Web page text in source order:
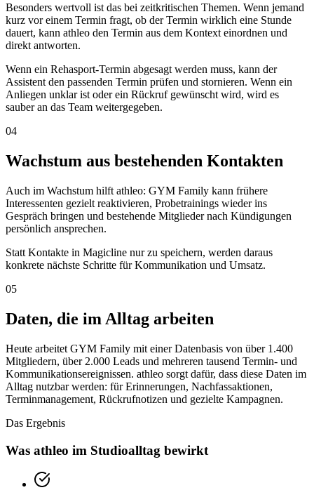
Besonders wertvoll ist das bei zeitkritischen Themen. Wenn jemand
kurz vor einem Termin fragt, ob der Termin wirklich eine Stunde
dauert, kann athleo den Termin aus dem Kontext einordnen und
direkt antworten.
Wenn ein Rehasport-Termin abgesagt werden muss, kann der
Assistent den passenden Termin prüfen und stornieren. Wenn ein
Anliegen unklar ist oder ein Rückruf gewünscht wird, wird es
sauber an das Team weitergegeben.
04
Wachstum aus bestehenden Kontakten
Auch im Wachstum hilft athleo: GYM Family kann frühere
Interessenten gezielt reaktivieren, Probetrainings wieder ins
Gespräch bringen und bestehende Mitglieder nach Kündigungen
persönlich ansprechen.
Statt Kontakte in Magicline nur zu speichern, werden daraus
konkrete nächste Schritte für Kommunikation und Umsatz.
05
Daten, die im Alltag arbeiten
Heute arbeitet GYM Family mit einer Datenbasis von über 1.400
Mitgliedern, über 2.000 Leads und mehreren tausend Termin- und
Kommunikationsereignissen. athleo sorgt dafür, dass diese Daten im
Alltag nutzbar werden: für Erinnerungen, Nachfassaktionen,
Terminmanagement, Rückrufnotizen und gezielte Kampagnen.
Das Ergebnis
Was athleo im Studioalltag bewirkt